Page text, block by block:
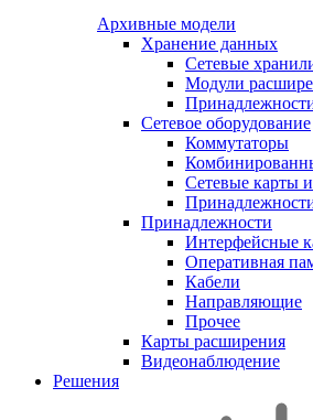
Архивные модели
Хранение данных
Сетевые
Модули
Сетевое оборудование
Коммутаторы
Сетевые карты
Принадлежности
Интерфейсные
Оперативная
Кабели
Направляющие
Прочее
Карты расширения
Видеонаблюдение
Решения